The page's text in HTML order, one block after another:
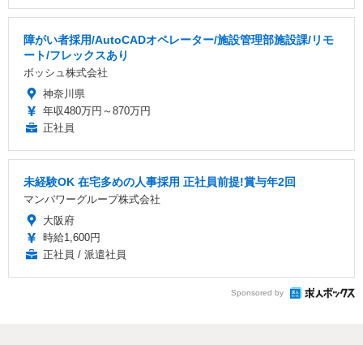
障がい者採用/AutoCADオペレーター/施設管理部施設課/リモ
ート/フレックスあり
ボッシュ株式会社
神奈川県
年収480万円～870万円
正社員
未経験OK 在宅多めの人事採用 正社員前提!賞与年2回
マンパワーグループ株式会社
大阪府
時給1,600円
正社員 / 派遣社員
Sponsored by